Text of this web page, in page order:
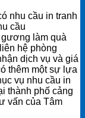
nhu cầu in tranh
cầu
gương làm quà
hệ phòng
dịch vụ và giá
thêm một sự lựa
vụ nhu cầu in
thành phố cảng
vấn của Tâm